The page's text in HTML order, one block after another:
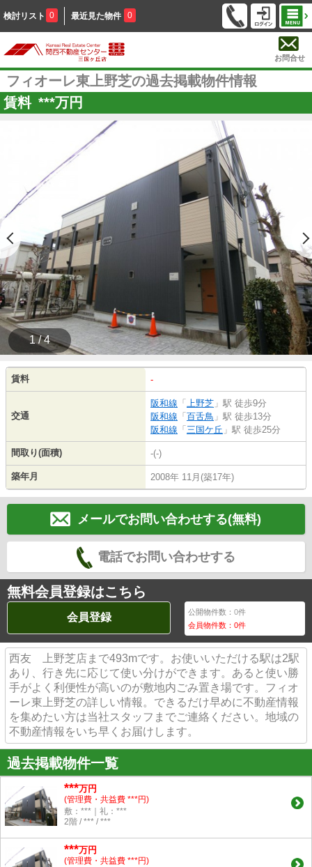
検討リスト 0 最近見た物件 0
お問合せ
フィオーレ東上野芝の過去掲載物件情報
賃料 ***万円
1 / 4
賃料 -
交通
阪和線 「 上野芝 」駅 徒歩9分
阪和線 「 百舌鳥 」駅 徒歩13分
阪和線 「 三国ケ丘 」駅 徒歩25分
間取り(面積) -(-)
築年月 2008年 11月(築17年)
メールでお問い合わせする(無料)
電話でお問い合わせする
無料会員登録はこちら
会員登録 公開物件数：0件
会員物件数：0件
西友 上野芝店まで493mです。お使いいただける駅は2駅
あり、行き先に応じて使い分けができます。あると使い勝
手がよく利便性が高いのが敷地内ごみ置き場です。フィオ
ーレ東上野芝の詳しい情報。できるだけ早めに不動産情報
を集めたい方は当社スタッフまでご連絡ください。地域の
不動産情報をいち早くお届けします。
過去掲載物件一覧
***万円
(管理費・共益費 ***円)
敷：***｜礼：***
2階 / *** / ***
***万円
(管理費・共益費 ***円)